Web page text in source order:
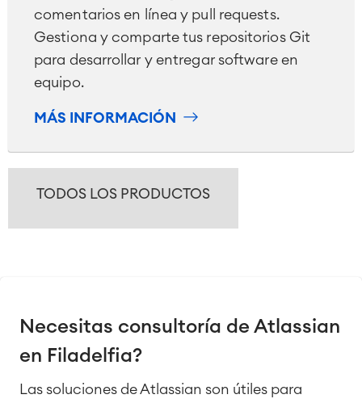
comentarios en línea y pull requests.
Gestiona y comparte tus repositorios Git
para desarrollar y entregar software en
equipo.
MÁS INFORMACIÓN
TODOS LOS PRODUCTOS
Necesitas consultoría de Atlassian
en Filadelfia?
Las soluciones de Atlassian son útiles para